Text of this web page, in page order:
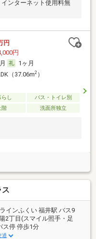
ンターネット使用料無
円
円
1ヶ月
（37.06m2）
し
バス・トイレ別
階 洗面所独立
ス
インふくい 福井駅 バス9
2丁目(スマイル照手・足
ス停 停歩1分
通